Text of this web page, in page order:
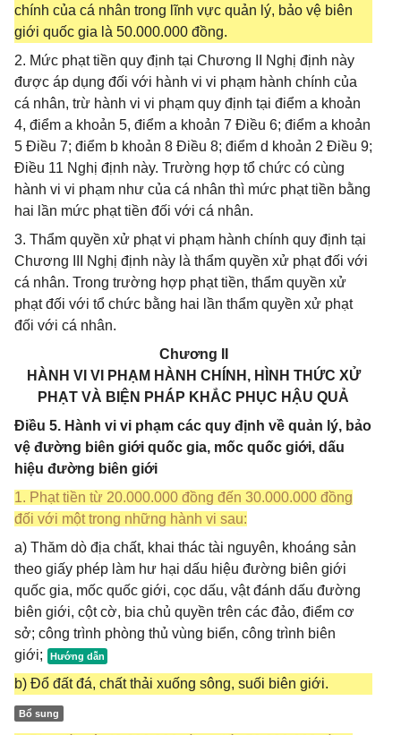
chính của cá nhân trong lĩnh vực quản lý, bảo vệ biên
giới quốc gia là 50.000.000 đồng.
2. Mức phạt tiền quy định tại Chương II Nghị định này
được áp dụng đối với hành vi vi phạm hành chính của
cá nhân, trừ hành vi vi phạm quy định tại điểm a khoản
4, điểm a khoản 5, điểm a khoản 7 Điều 6; điểm a khoản
5 Điều 7; điểm b khoản 8 Điều 8; điểm d khoản 2 Điều 9;
Điều 11 Nghị định này. Trường hợp tổ chức có cùng
hành vi vi phạm như của cá nhân thì mức phạt tiền bằng
hai lần mức phạt tiền đối với cá nhân.
3. Thẩm quyền xử phạt vi phạm hành chính quy định tại
Chương III Nghị định này là thẩm quyền xử phạt đối với
cá nhân. Trong trường hợp phạt tiền, thẩm quyền xử
phạt đối với tổ chức bằng hai lần thẩm quyền xử phạt
đối với cá nhân.
Chương II
HÀNH VI VI PHẠM HÀNH CHÍNH, HÌNH THỨC XỬ
PHẠT VÀ BIỆN PHÁP KHẮC PHỤC HẬU QUẢ
Điều 5. Hành vi vi phạm các quy định về quản lý, bảo
vệ đường biên giới quốc gia, mốc quốc giới, dấu
hiệu đường biên giới
1. Phạt tiền từ 20.000.000 đồng đến 30.000.000 đồng
đối với một trong những hành vi sau:
a) Thăm dò địa chất, khai thác tài nguyên, khoáng sản
theo giấy phép làm hư hại dấu hiệu đường biên giới
quốc gia, mốc quốc giới, cọc dấu, vật đánh dấu đường
biên giới, cột cờ, bia chủ quyền trên các đảo, điểm cơ
sở; công trình phòng thủ vùng biển, công trình biên
giới;
b) Đổ đất đá, chất thải xuống sông, suối biên giới.
Bổ sung